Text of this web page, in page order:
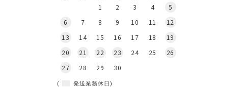
1 2 3 4
5
6
7 8 9 10 11
12
13
14 15 16 17 18
19
20
21 22 23 24 25
26
27
28 29 30
( 発送業務休日)